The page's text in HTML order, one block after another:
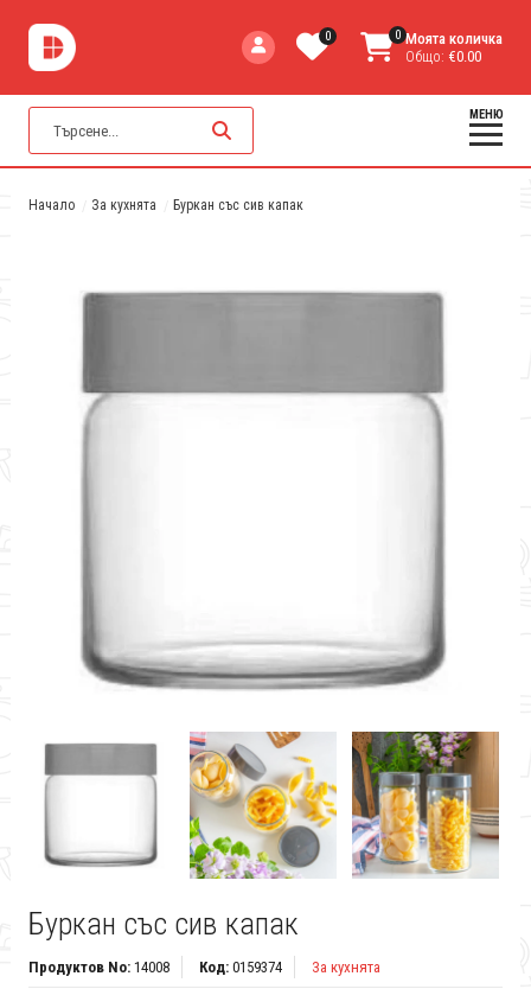
0 0 Моята количка
Общо: €0.00
МЕНЮ
Начало За кухнята Буркан със сив капак
Буркан със сив капак
Продуктов No:14008 Код:0159374 За кухнята